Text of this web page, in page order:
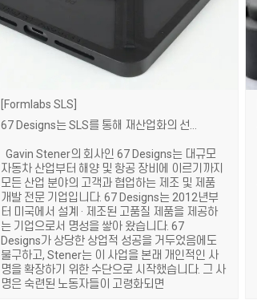
Formlabs SLS
Gavin Stener의 회사인 67 Designs는 대규모
자동차 산업부터 해양 및 항공 장비에 이르기까지
모든 산업 분야의 고객과 협업하는 제조 및 제품
개발 전문 기업입니다. 67 Designs는 2012년부
터 미국에서 설계 · 제조된 고품질 제품을 제공하
는 기업으로서 명성을 쌓아 왔습니다. 67
Designs가 상당한 상업적 성공을 거두었음에도
불구하고, Stener는 이 사업을 본래 개인적인 사
명을 확장하기 위한 수단으로 시작했습니다. 그 사
명은 숙련된 노동자들이 고령화되면